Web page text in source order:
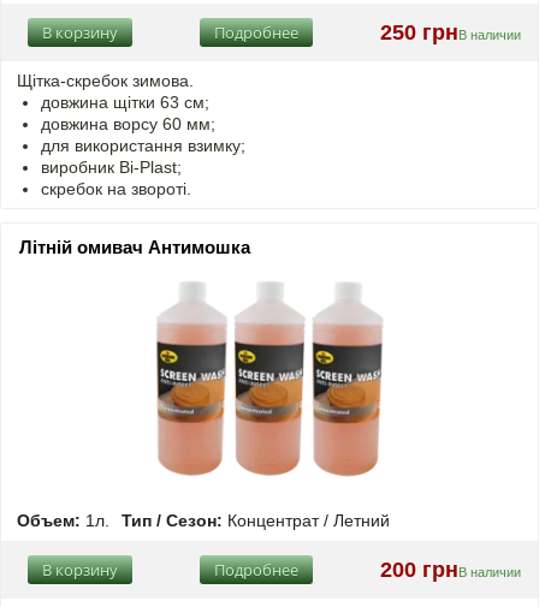
250 грнВ наличии
Подробнее
В корзину
Щітка-скребок зимова.
довжина щітки 63 см;
довжина ворсу 60 мм;
для використання взимку;
виробник Bi-Plast;
скребок на звороті.
Літній омивач Антимошка
Объем: 1л. Тип / Сезон: Концентрат / Летний
200 грн В наличии
Подробнее
В корзину